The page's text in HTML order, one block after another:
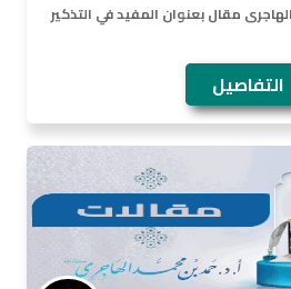
مقال بعنوان المفيد في التذكير
التفاصيل